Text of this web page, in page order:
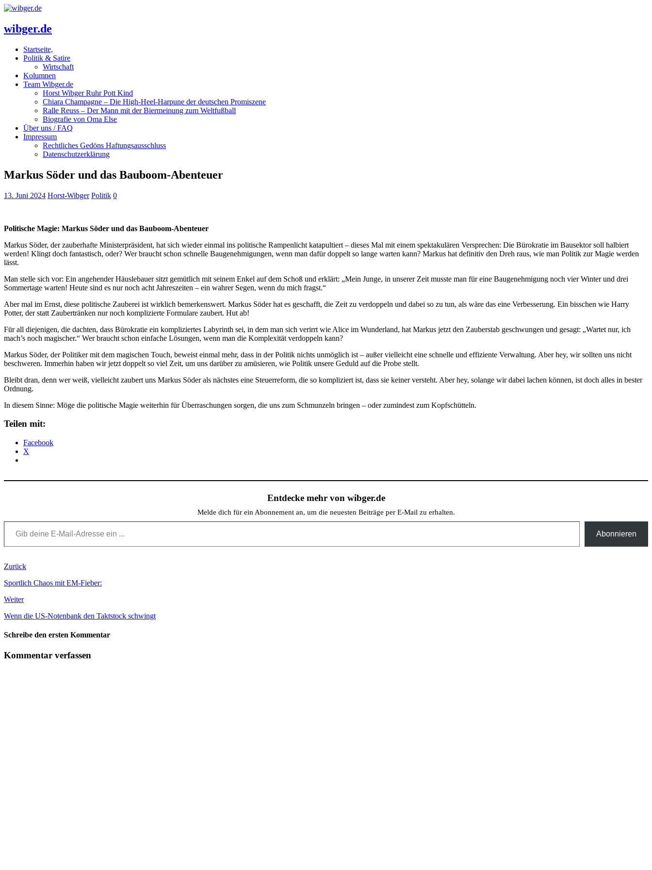
wibger.de
Startseite,
Politik & Satire
Wirtschaft
Kolumnen
Team Wibger.de
Horst Wibger Ruhr Pott Kind
Chiara Champagne – Die High-Heel-Harpune der deutschen Promiszene
Ralle Reuss – Der Mann mit der Biermeinung zum Weltfußball
Biografie von Oma Else
Über uns / FAQ
Impressum
Rechtliches Gedöns Haftungsausschluss
Datenschutzerklärung
Markus Söder und das Bauboom-Abenteuer
13. Juni 2024 Horst-Wibger Politik 0
Politische Magie: Markus Söder und das Bauboom-Abenteuer
Markus Söder, der zauberhafte Ministerpräsident, hat sich wieder einmal ins politische Rampenlicht katapultiert – dieses Mal mit einem spektakulären Versprechen: Die Bürokratie im Bausektor soll halbiert
werden! Klingt doch fantastisch, oder? Wer braucht schon schnelle Baugenehmigungen, wenn man dafür doppelt so lange warten kann? Markus hat definitiv den Dreh raus, wie man Politik zur Magie werden
lässt.
Man stelle sich vor: Ein angehender Häuslebauer sitzt gemütlich mit seinem Enkel auf dem Schoß und erklärt: „Mein Junge, in unserer Zeit musste man für eine Baugenehmigung noch vier Winter und drei
Sommertage warten! Heute sind es nur noch acht Jahreszeiten – ein wahrer Segen, wenn du mich fragst.“
Aber mal im Ernst, diese politische Zauberei ist wirklich bemerkenswert. Markus Söder hat es geschafft, die Zeit zu verdoppeln und dabei so zu tun, als wäre das eine Verbesserung. Ein bisschen wie Harry
Potter, der statt Zaubertränken nur noch komplizierte Formulare zaubert. Hut ab!
Für all diejenigen, die dachten, dass Bürokratie ein kompliziertes Labyrinth sei, in dem man sich verirrt wie Alice im Wunderland, hat Markus jetzt den Zauberstab geschwungen und gesagt: „Wartet nur, ich
mach’s noch magischer.“ Wer braucht schon einfache Lösungen, wenn man die Komplexität verdoppeln kann?
Markus Söder, der Politiker mit dem magischen Touch, beweist einmal mehr, dass in der Politik nichts unmöglich ist – außer vielleicht eine schnelle und effiziente Verwaltung. Aber hey, wir sollten uns nicht
beschweren. Immerhin haben wir jetzt doppelt so viel Zeit, um uns darüber zu amüsieren, wie Politik unsere Geduld auf die Probe stellt.
Bleibt dran, denn wer weiß, vielleicht zaubert uns Markus Söder als nächstes eine Steuerreform, die so kompliziert ist, dass sie keiner versteht. Aber hey, solange wir dabei lachen können, ist doch alles in bester
Ordnung.
In diesem Sinne: Möge die politische Magie weiterhin für Überraschungen sorgen, die uns zum Schmunzeln bringen – oder zumindest zum Kopfschütteln.
Teilen mit:
Facebook
X
Entdecke mehr von wibger.de
Melde dich für ein Abonnement an, um die neuesten Beiträge per E-Mail zu erhalten.
Gib deine E-Mail-Adresse ein ...
Abonnieren
Zurück
Sportlich Chaos mit EM-Fieber:
Weiter
Wenn die US-Notenbank den Taktstock schwingt
Schreibe den ersten Kommentar
Kommentar verfassen